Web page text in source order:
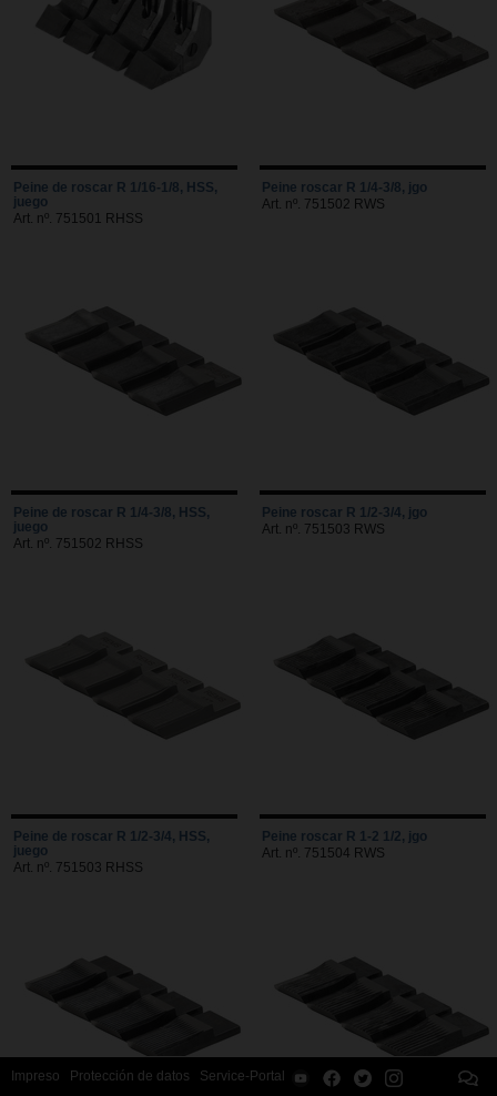
Peine de roscar R 1/16-1/8, HSS,
juego
Art. nº. 751501 RHSS
Peine roscar R 1/4-3/8, jgo
Art. nº. 751502 RWS
Peine de roscar R 1/4-3/8, HSS,
juego
Art. nº. 751502 RHSS
Peine roscar R 1/2-3/4, jgo
Art. nº. 751503 RWS
Peine de roscar R 1/2-3/4, HSS,
juego
Art. nº. 751503 RHSS
Peine roscar R 1-2 1/2, jgo
Art. nº. 751504 RWS
Impreso Protección de datos Service-Portal